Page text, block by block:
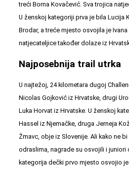
treći Borna Kovačević. Sva trojica
U ženskoj kategoriji prva je bila Lucija
Brodar, a treće mjesto osvojila je
natjecateljice također dolaze iz
Najposebnija trail utrka
U najtežoj, 24 kilometara dugoj
Nicolas Gojković iz Hrvatske, drugi
Luka Horvat iz Hrvatske. U ženskoj
Hassel iz Njemačke, druga Jerneja
Žmavc, obje iz Slovenije. Ali kako ne
odraslima, nagrade su osvojili i juniori
kategorija dečki prvo mjesto osvojio